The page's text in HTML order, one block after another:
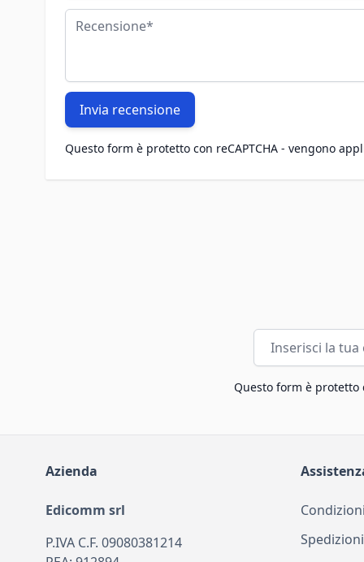
Recensione
Invia recensione
Questo form è protetto con reCAPTCHA - vengono
Indirizzo email
Questo form è protetto
Azienda
Edicomm srl
P.IVA C.F. 09080381214